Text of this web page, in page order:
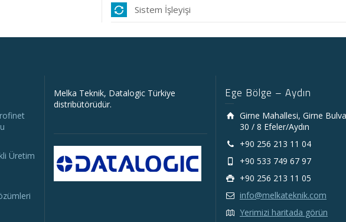
Sistem İşleyişi
Üretim
Melka Teknik, Datalogic Türkiye
distribütörüdür.
Ege Bölge – Aydın
Girne Mahallesi, Girne
30 / 8 Efeler/Aydın
+90 256 213 11 04
+90 533 749 67 97
+90 256 213 11 05
info@melkateknik.com
Yerimizi haritada görün